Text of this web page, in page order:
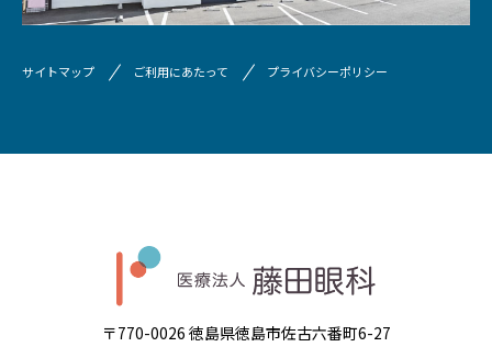
サイトマップ ご利用にあたって プライバシーポリシー
〒770-0026 徳島県徳島市佐古六番町6-27